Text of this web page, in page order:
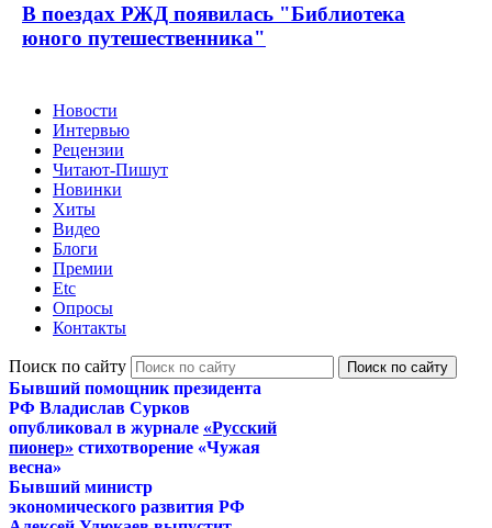
В поездах РЖД появилась "Библиотека
юного путешественника"
Новости
Интервью
Рецензии
Читают-Пишут
Новинки
Хиты
Видео
Блоги
Премии
Etc
Опросы
Контакты
Поиск по сайту
Бывший помощник президента
РФ Владислав Сурков
опубликовал в журнале «Русский
пионер» стихотворение «Чужая
весна»
Бывший министр
экономического развития РФ